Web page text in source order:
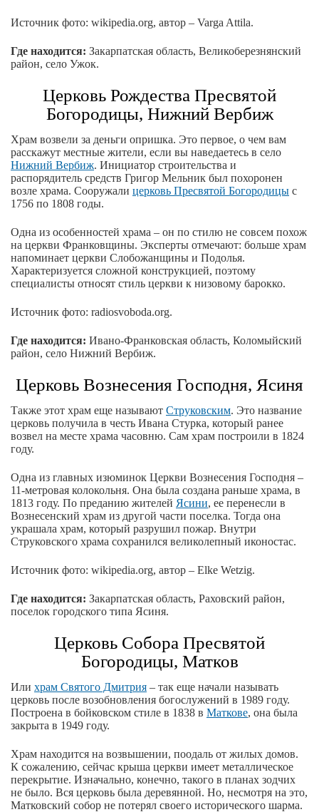
Источник фото: wikipedia.org, автор – Varga Attila.
Где находится: Закарпатская область, Великоберезнянский
район, село Ужок.
Церковь Рождества Пресвятой
Богородицы, Нижний Вербиж
Храм возвели за деньги опришка. Это первое, о чем вам
расскажут местные жители, если вы наведаетесь в село
Нижний Вербиж. Инициатор строительства и
распорядитель средств Григор Мельник был похоронен
возле храма. Сооружали церковь Пресвятой Богородицы с
1756 по 1808 годы.
Одна из особенностей храма – он по стилю не совсем похож
на церкви Франковщины. Эксперты отмечают: больше храм
напоминает церкви Слобожанщины и Подолья.
Характеризуется сложной конструкцией, поэтому
специалисты относят стиль церкви к низовому барокко.
Источник фото: radiosvoboda.org.
Где находится: Ивано-Франковская область, Коломыйский
район, село Нижний Вербиж.
Церковь Вознесения Господня, Ясиня
Также этот храм еще называют Струковским. Это название
церковь получила в честь Ивана Стурка, который ранее
возвел на месте храма часовню. Сам храм построили в 1824
году.
Одна из главных изюминок Церкви Вознесения Господня –
11-метровая колокольня. Она была создана раньше храма, в
1813 году. По преданию жителей Ясини, ее перенесли в
Вознесенский храм из другой части поселка. Тогда она
украшала храм, который разрушил пожар. Внутри
Струковского храма сохранился великолепный иконостас.
Источник фото: wikipedia.org, автор – Elke Wetzig.
Где находится: Закарпатская область, Раховский район,
поселок городского типа Ясиня.
Церковь Собора Пресвятой
Богородицы, Матков
Или храм Святого Дмитрия – так еще начали называть
церковь после возобновления богослужений в 1989 году.
Построена в бойковском стиле в 1838 в Маткове, она была
закрыта в 1949 году.
Храм находится на возвышении, поодаль от жилых домов.
К сожалению, сейчас крыша церкви имеет металлическое
перекрытие. Изначально, конечно, такого в планах зодчих
не было. Вся церковь была деревянной. Но, несмотря на это,
Матковский собор не потерял своего исторического шарма.